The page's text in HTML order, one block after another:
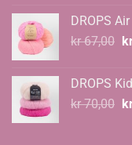
DROPS Air
kr67,00
kr
DROPS
kr70,00